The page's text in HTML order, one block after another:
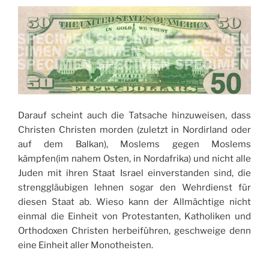
Darauf scheint auch die Tatsache hinzuweisen, dass
Christen Christen morden (zuletzt in Nordirland oder
auf dem Balkan), Moslems gegen Moslems
kämpfen(im nahem Osten, in Nordafrika) und nicht alle
Juden mit ihren Staat Israel einverstanden sind, die
strenggläubigen lehnen sogar den Wehrdienst für
diesen Staat ab. Wieso kann der Allmächtige nicht
einmal die Einheit von Protestanten, Katholiken und
Orthodoxen Christen herbeiführen, geschweige denn
eine Einheit aller Monotheisten.